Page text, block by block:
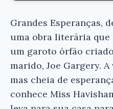
Grandes Esperanças,
uma obra literária que
um garoto órfão
marido, Joe Gargery.
mas cheia de
conhece Miss